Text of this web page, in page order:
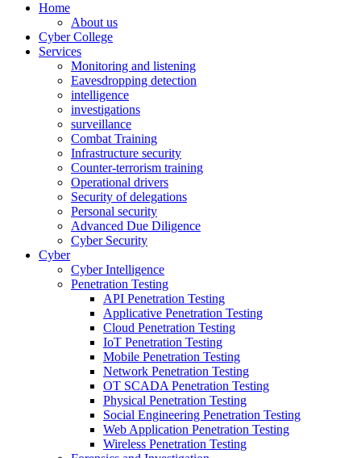
Home
About us
Cyber College
Services
Monitoring and listening
Eavesdropping detection
intelligence
investigations
surveillance
Combat Training
Infrastructure security
Counter-terrorism training
Operational drivers
Security of delegations
Personal security
Advanced Due Diligence
Cyber Security
Cyber
Cyber Intelligence
Penetration Testing
API Penetration Testing
Applicative Penetration Testing
Cloud Penetration Testing
IoT Penetration Testing
Mobile Penetration Testing
Network Penetration Testing
OT SCADA Penetration Testing
Physical Penetration Testing
Social Engineering Penetration Testing
Web Application Penetration Testing
Wireless Penetration Testing